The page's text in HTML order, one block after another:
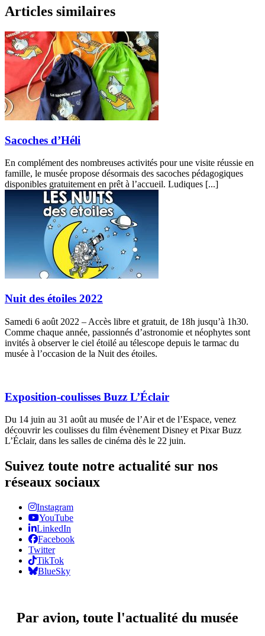
Articles similaires
Sacoches d’Héli
En complément des nombreuses activités pour une visite réussie en
famille, le musée propose désormais des sacoches pédagogiques
disponibles gratuitement en prêt à l’accueil. Ludiques [...]
Nuit des étoiles 2022
Samedi 6 août 2022 – Accès libre et gratuit, de 18h jusqu’à 1h30.
Comme chaque année, passionnés d’astronomie et néophytes sont
invités à observer le ciel étoilé au télescope depuis le tarmac du
musée à l’occasion de la Nuit des étoiles.
Exposition-coulisses Buzz L’Éclair
Du 14 juin au 31 août au musée de l’Air et de l’Espace, venez
découvrir les coulisses du film évènement Disney et Pixar Buzz
L’Éclair, dans les salles de cinéma dès le 22 juin.
Suivez toute notre actualité sur nos
réseaux sociaux
Instagram
YouTube
LinkedIn
Facebook
Twitter
TikTok
BlueSky
Par avion, toute l'actualité du musée